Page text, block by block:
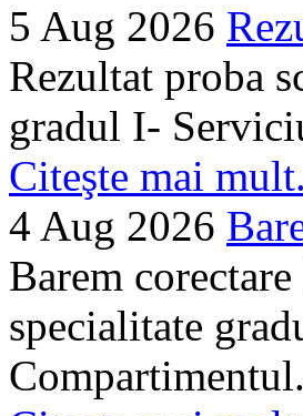
5 Aug 2026
Rezultat proba
gradul I-
Citeşte mai
4 Aug 2026
Barem
specialitate